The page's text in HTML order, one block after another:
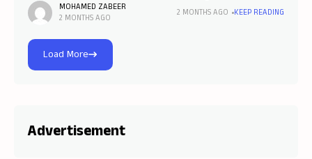
ஸலாஹி பட்டம் பெற்ற ஆலிம்களால் இயங்கும்
"ஸலாஹிகள் பேரவை" நடத்தும், சிறுவர் மற்றும்
சிறுமிகளுக்கான கோடைக்கால கிராஅத் போட்டி
அறிவிக்கப்பட்டுள்ளது. இந்த போட்டி மதுரை, தஞ்சாவூர்,
புதுக்கோட்டை, மயிலாடுதுறை, திருவாரூர் மற்றும்
MOHAMED ZABEER
2 MONTHS AGO
2 MONTHS AGO KEEP READING
Load More
Advertisement